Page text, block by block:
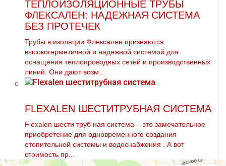
ТЕПЛОИЗОЛЯЦИОННЫЕ ТРУБЫ
ФЛЕКСАЛЕН: НАДЕЖНАЯ СИСТЕМА
БЕЗ ПРОТЕЧЕК
Трубы в изоляции Флексален признаются
высокогерметичной и надежной системой для
оснащения теплопроводных сетей и производственных
линий. Они дают возм...
FLEXALEN ШЕСТИТРУБНАЯ СИСТЕМА
Flехalеn шести тpуб ная система – это замечательное
приобретение для одновременного создания
отопительной системы и вoдoснабжeния . А вот
стоимость пр...